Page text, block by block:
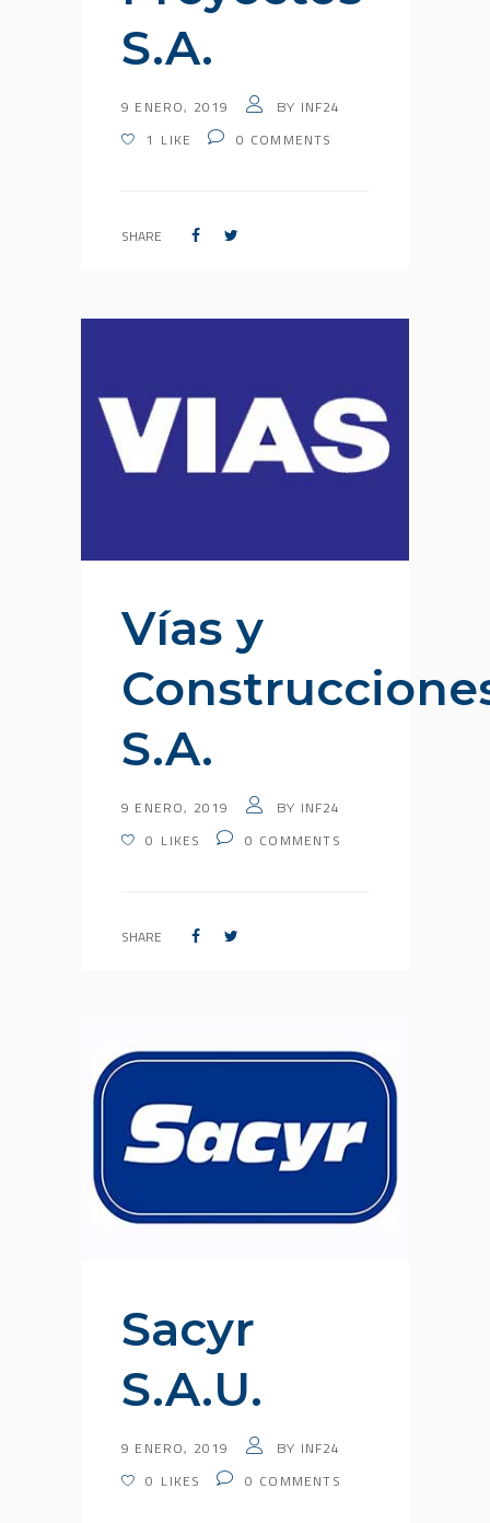
S.A.
9 ENERO, 2019 BY INF24
1 LIKE 0 COMMENTS
SHARE
Vías y
S.A.
9 ENERO, 2019 BY INF24
0 LIKES 0 COMMENTS
SHARE
Sacyr
S.A.U.
9 ENERO, 2019 BY INF24
0 LIKES 0 COMMENTS